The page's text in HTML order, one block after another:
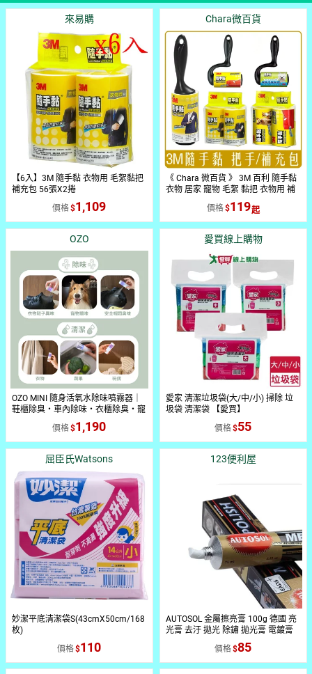
來易購
【6入】3M 隨手黏 衣物用 毛絮黏把
補充包 56張X2捲
價格
1,109
Chara微百貨
《 Chara 微百貨 》 3M 百利 隨手黏
衣物 居家 寵物 毛絮 黏把 衣物用 補
充包 56張 70張 團購 批發
價格 119
OZO
OZO MINI 隨身活氧水除味噴霧器｜
鞋櫃除臭・車內除味・衣櫃除臭・寵
物空間異味管理｜輕巧便攜 |SGS檢
測對特定菌種具抑制效果|
價格 1,190
愛買線上購物
愛家 清潔垃圾袋(大/中/小) 掃除 垃
圾袋 清潔袋 【愛買】
價格
55
屈臣氏Watsons
妙潔平底清潔袋S(43cmX50cm/168
枚)
價格
110
123便利屋
AUTOSOL 金屬擦亮膏 100g 德國 亮
光膏 去汙 拋光 除鏽 拋光膏 電鍍膏
【O582】 123便利屋
價格 85